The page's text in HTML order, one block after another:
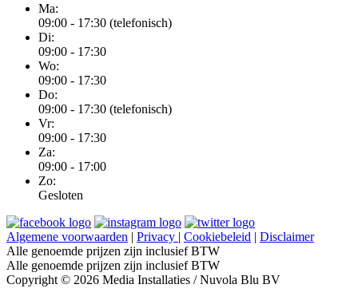
Ma:
09:00 - 17:30 (telefonisch)
Di:
09:00 - 17:30
Wo:
09:00 - 17:30
Do:
09:00 - 17:30 (telefonisch)
Vr:
09:00 - 17:30
Za:
09:00 - 17:00
Zo:
Gesloten
Algemene voorwaarden | Privacy | Cookiebeleid | Disclaimer
Alle genoemde prijzen zijn inclusief BTW
Alle genoemde prijzen zijn inclusief BTW
Copyright © 2026 Media Installaties / Nuvola Blu BV